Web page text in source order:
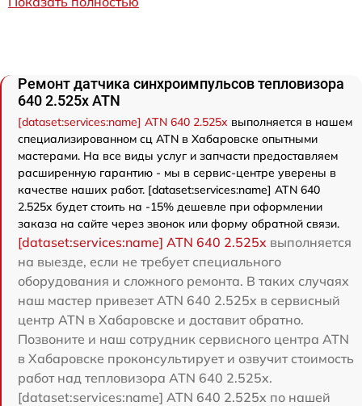
Ремонт датчика синхроимпульсов тепловизора
640 2.525x ATN
[dataset:services:name] ATN 640 2.525x выполняется в нашем
специализированном сц ATN в Хабаровске опытными
мастерами. На все виды услуг и запчасти предоставляем
расширенную гарантию - мы в сервис-центре уверены в
качестве наших работ. [dataset:services:name] ATN 640
2.525x будет стоить на -15% дешевле при оформлении
заказа на сайте через звонок или форму обратной связи.
[dataset:services:name] ATN 640 2.525x выполняется
на выезде, если не требует специального
оборудования и сложного ремонта. В таких случаях
наш мастер привезет ATN 640 2.525x в сервисный
центр ATN в Хабаровске и доставит обратно.
Позвоните и наш сотрудник сервисного центра ATN
в Хабаровске проконсультирует и озвучит стоимость
работ над тепловизора ATN 640 2.525x.
[dataset:services:name] ATN 640 2.525x по нашей